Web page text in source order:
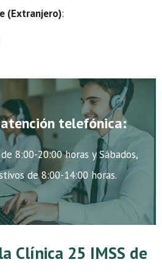
(Extranjero):
telefónica:
8:00-20:00 horas y Sábados,
de 8:00-14:00 horas.
Clínica 25 IMSS de